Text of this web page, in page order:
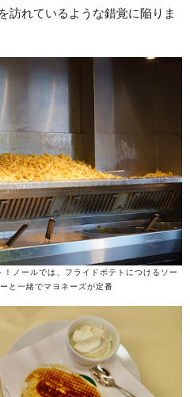
訪れているような錯覚に陥りま
ノールでは、フライドポテトにつけるソー
と一緒でマヨネーズが定番